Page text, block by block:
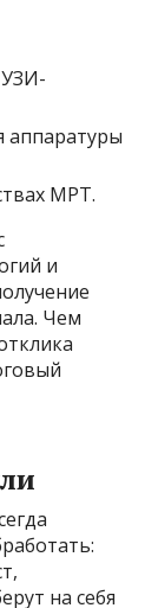
аппаратуры
МРТ.
и
Чем
на себя